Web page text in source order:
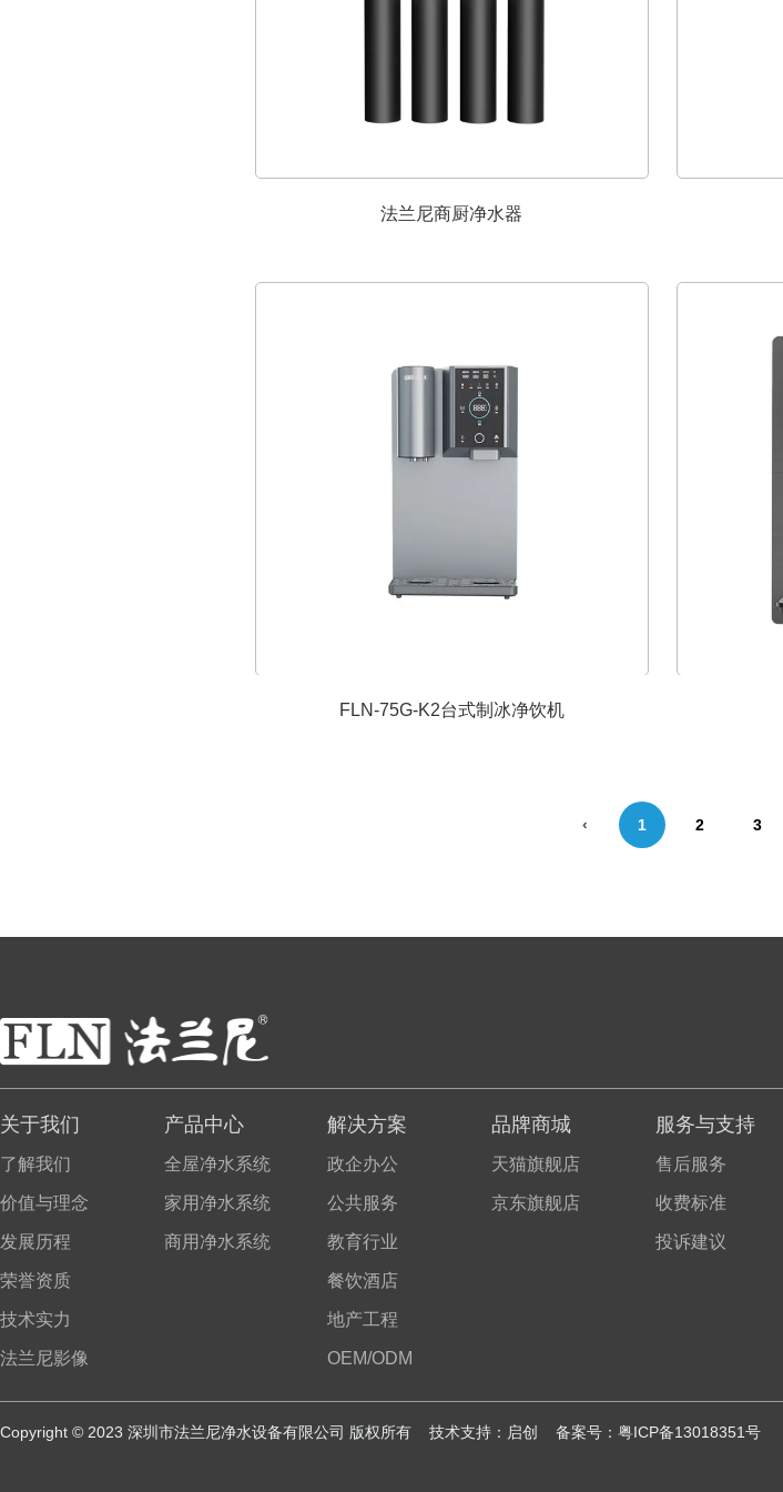
法兰尼商厨净水器
FLN-75G-K2台式制冰净饮机
‹ 1 2 3
法兰尼商厨净水器
关于我们
了解我们
价值与理念
发展历程
荣誉资质
技术实力
法兰尼影像
产品中心
全屋净水系统
家用净水系统
商用净水系统
解决方案
政企办公
公共服务
教育行业
餐饮酒店
地产工程
OEM/ODM
品牌商城
天猫旗舰店
京东旗舰店
服务与支持
售后服务
收费标准
投诉建议
Copyright © 2023 深圳市法兰尼净水设备有限公司 版权所有 技术支持： 启创 备案号： 粤ICP备13018351号